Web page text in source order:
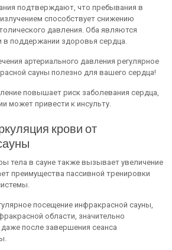
подтверждают, что пребывания в
способствует снижению
давления. Оба являются
поддержании здоровья сердца.
артериального давления регулярное
сауны полезно для вашего сердца!
повышает риск заболевания сердца,
может привести к инсульту.
крови от
тела в сауне также вызывает увеличение
преимущества пассивной тренировки
посещение инфракрасной сауны,
области, значительно
после завершения сеанса